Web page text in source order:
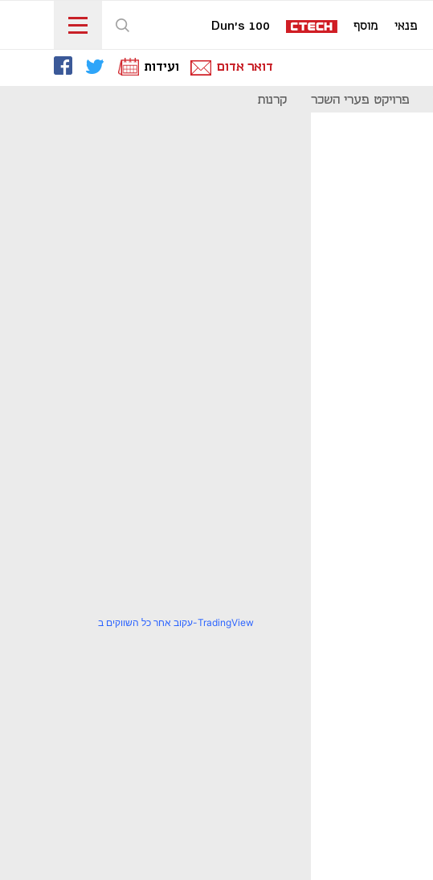
פנאי מוסף Dun's 100
דואר אדום ועידות
פרויקט פערי השכר קרנות
עקוב אחר כל השווקים ב-TradingView